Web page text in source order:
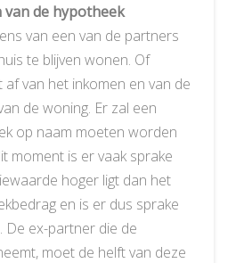
de hypotheek
van een van de partners
te blijven wonen. Of
af van het inkomen en van de
de woning. Er zal een
op naam moeten worden
moment is er vaak sprake
hoger ligt dan het
en is er dus sprake
De ex-partner die de
moet de helft van deze